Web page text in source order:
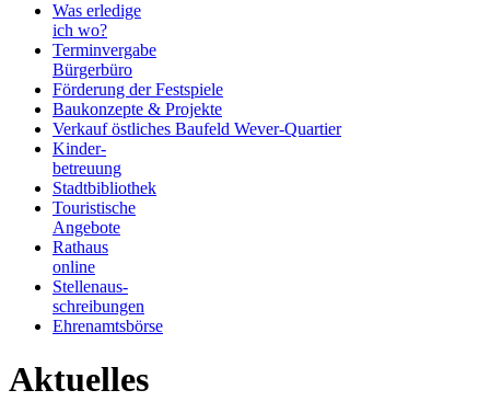
Was erledige
ich wo?
Terminvergabe
Bürgerbüro
Förderung der Festspiele
Baukonzepte & Projekte
Verkauf östliches Baufeld Wever-Quartier
Kinder-
betreuung
Stadtbibliothek
Touristische
Angebote
Rathaus
online
Stellenaus-
schreibungen
Ehrenamtsbörse
Aktuelles